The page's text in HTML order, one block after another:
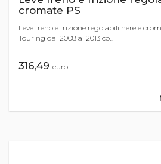
cromate PS
Leve freno e frizione regolabili nere e
Touring dal 2008 al 2013 co...
316,49 euro